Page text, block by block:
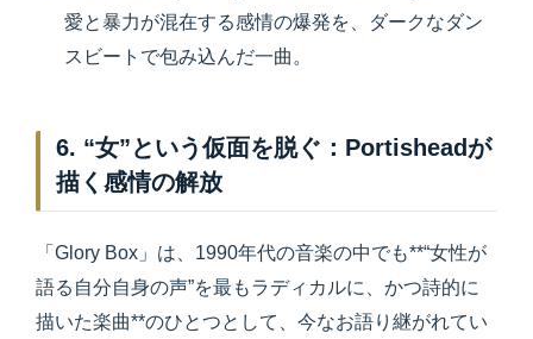
愛と暴力が混在する感情の爆発を、ダークなダン
スビートで包み込んだ一曲。
6. “女”という仮面を脱ぐ：Portisheadが
描く感情の解放
「Glory Box」は、1990年代の音楽の中でも**“女性が
語る自分自身の声”を最もラディカルに、かつ詩的に
描いた楽曲**のひとつとして、今なお語り継がれてい